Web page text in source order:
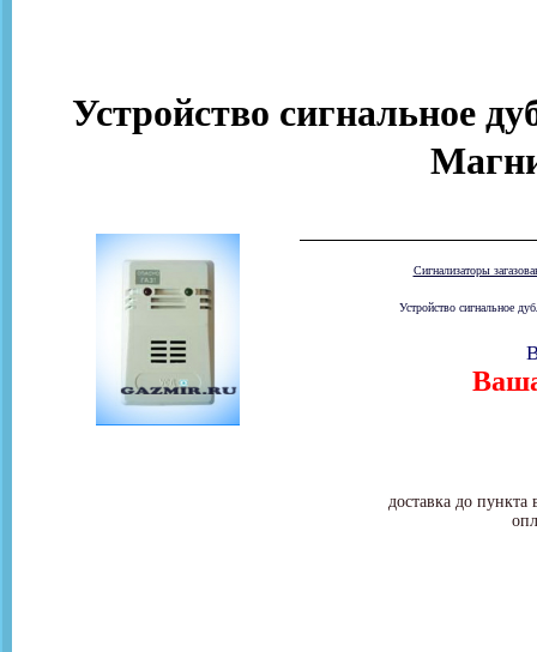
Устройство сигнальное
Сигнализаторы
Устройство сигнальное
доставка до